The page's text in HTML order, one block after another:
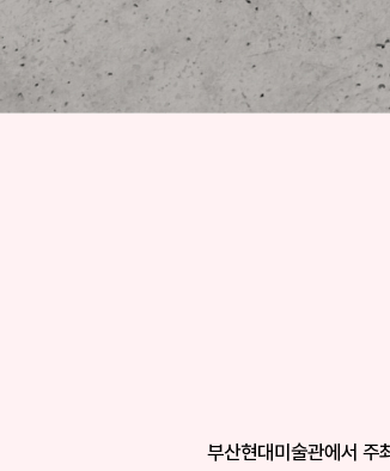
부⁠산⁠현⁠대⁠미⁠술⁠관⁠에⁠서 주⁠